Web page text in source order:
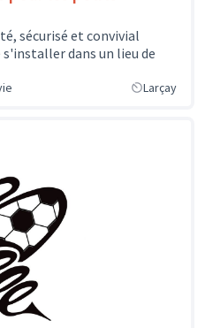
sécurisé et convivial
dans un lieu de
Larçay